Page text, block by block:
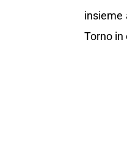
insieme
Torno in